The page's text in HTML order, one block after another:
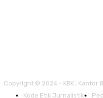
Copyright © 2024 - KBK | Kantor
Kode Etik Jurnalistik